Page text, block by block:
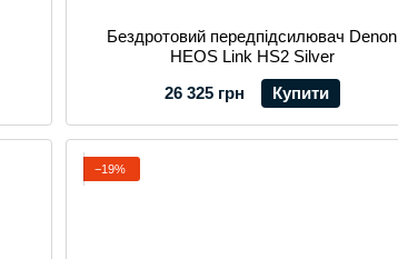
Бездротовий передпідсилювач Denon
HEOS Link HS2 Silver
26 325 грн
Купити
−19%